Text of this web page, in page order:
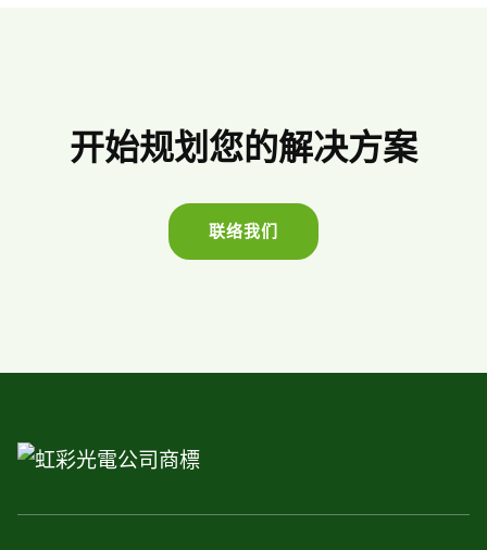
开始规划您的解决方案
联络我们